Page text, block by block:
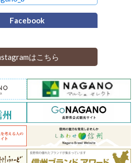
Facebook
はこちら